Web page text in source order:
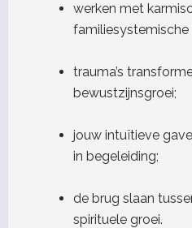
werken met
familiesystemische
trauma’s
bewustzijnsgroei;
jouw intuïtieve
in begeleiding;
de brug slaan
spirituele groei.